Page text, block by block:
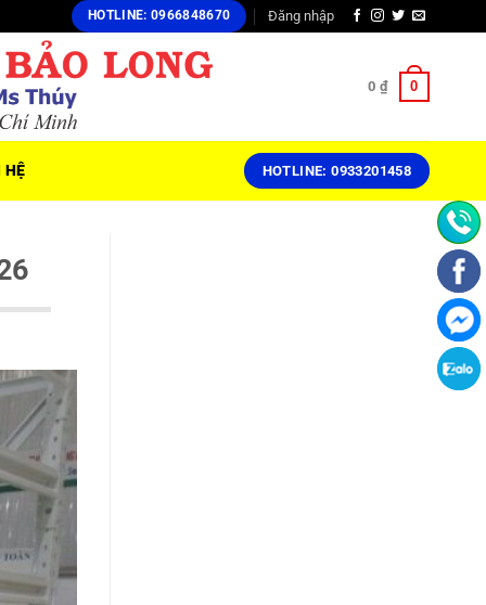
HOTLINE: 0966848670 Đăng nhập
0 ₫ 0
HỆ HOTLINE: 0933201458